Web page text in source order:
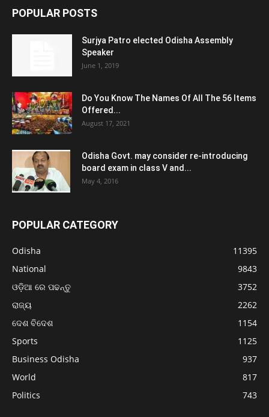
POPULAR POSTS
Surjya Patro elected Odisha Assembly
Speaker
June 1, 2019
Do You Know The Names Of All The 56 Items
Offered...
August 17, 2021
Odisha Govt. may consider re-introducing
board exam in class V and...
May 4, 2016
POPULAR CATEGORY
Odisha
11395
National
9843
ଓଡ଼ିଆ ରେ ପଢନ୍ତୁ
3752
ରାଜ୍ୟ
2262
ଦେଶ ବିଦେଶ
1154
Sports
1125
Business Odisha
937
World
817
Politics
743